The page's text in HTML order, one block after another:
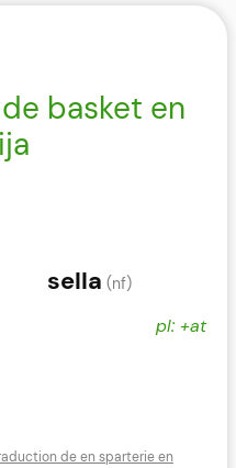
basket en
sella (nf)
pl: +at
de en sparterie en